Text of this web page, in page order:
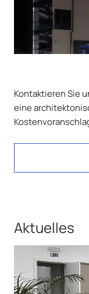
Kontaktieren Sie
eine
Aktuelles